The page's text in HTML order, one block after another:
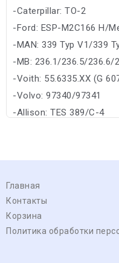
-Caterpillar: TO-2
-Ford: ESP-M2C166 H/
-MAN: 339 Typ V1/339
-MB: 236.1/236.5/236.6/
-Voith: 55.6335.XX (G
-Volvo: 97340/97341
-Allison: TES 389/C-4
Главная
Контакты
Корзина
Политика обработки